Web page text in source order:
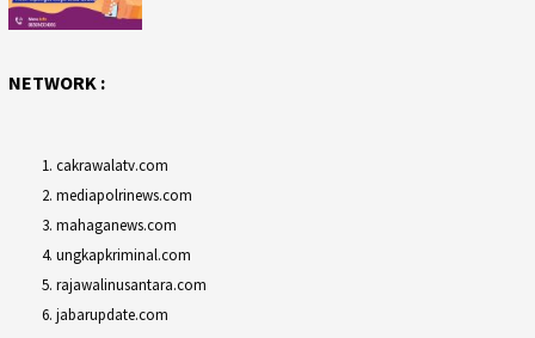
NETWORK :
cakrawalatv.com
mediapolrinews.com
mahaganews.com
ungkapkriminal.com
rajawalinusantara.com
jabarupdate.com